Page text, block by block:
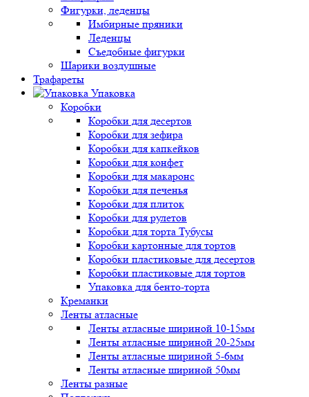
Фигурки, леденцы
Имбирные пряники
Леденцы
Съедобные фигурки
Шарики воздушные
Трафареты
Упаковка
Коробки
Коробки для десертов
Коробки для зефира
Коробки для капкейков
Коробки для конфет
Коробки для макаронс
Коробки для печенья
Коробки для плиток
Коробки для рулетов
Коробки для торта Тубусы
Коробки картонные для тортов
Коробки пластиковые для десертов
Коробки пластиковые для тортов
Упаковка для бенто-торта
Креманки
Ленты атласные
Ленты атласные шириной 10-15мм
Ленты атласные шириной 20-25мм
Ленты атласные шириной 5-6мм
Ленты атласные шириной 50мм
Ленты разные